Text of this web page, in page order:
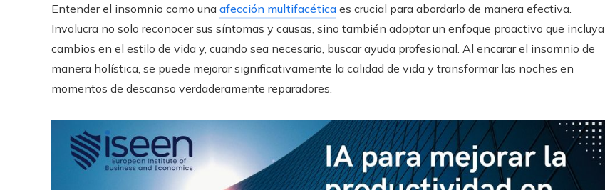
Entender el insomnio como una afección multifacética es crucial para abordarlo de manera efectiva.
Involucra no solo reconocer sus síntomas y causas, sino también adoptar un enfoque proactivo que incluya
cambios en el estilo de vida y, cuando sea necesario, buscar ayuda profesional. Al encarar el insomnio de
manera holística, se puede mejorar significativamente la calidad de vida y transformar las noches en
momentos de descanso verdaderamente reparadores.